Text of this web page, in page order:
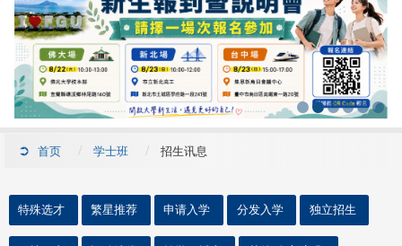
首页 学士班 招生讯息
特殊选才 繁星推荐 申请入学 分发入学 独立招生